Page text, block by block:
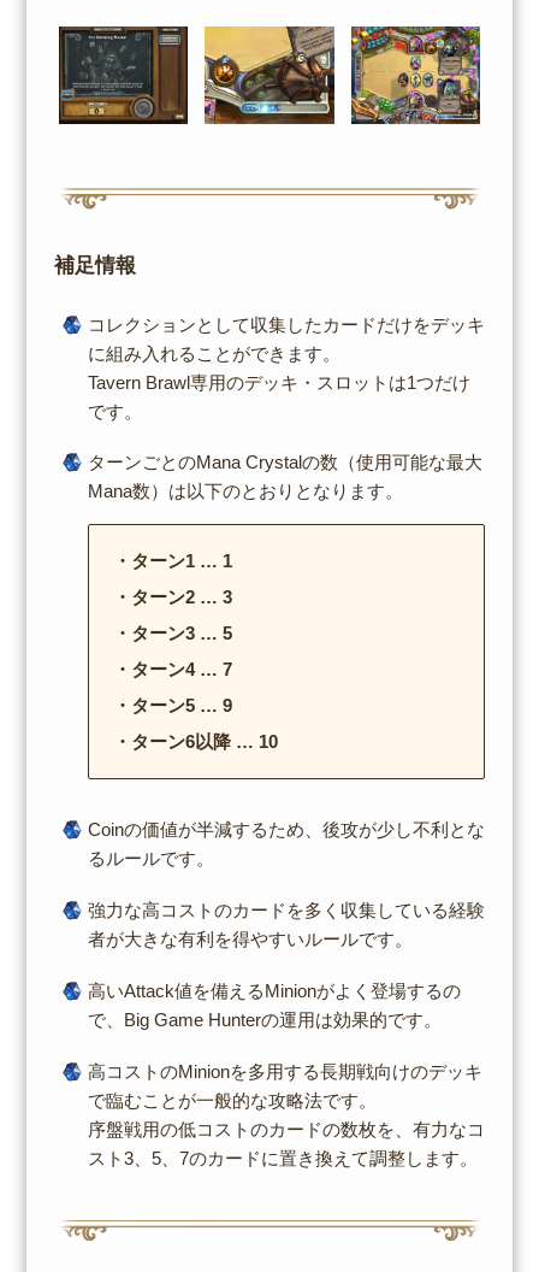
補足情報
コレクションとして収集したカードだけをデッキ
に組み入れることができます。
Tavern Brawl専用のデッキ・スロットは1つだけ
です。
ターンごとのMana Crystalの数（使用可能な最大
Mana数）は以下のとおりとなります。
・ターン1 … 1
・ターン2 … 3
・ターン3 … 5
・ターン4 … 7
・ターン5 … 9
・ターン6以降 … 10
Coinの価値が半減するため、後攻が少し不利とな
るルールです。
強力な高コストのカードを多く収集している経験
者が大きな有利を得やすいルールです。
高いAttack値を備えるMinionがよく登場するの
で、Big Game Hunterの運用は効果的です。
高コストのMinionを多用する長期戦向けのデッキ
で臨むことが一般的な攻略法です。
序盤戦用の低コストのカードの数枚を、有力なコ
スト3、5、7のカードに置き換えて調整します。